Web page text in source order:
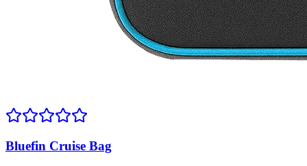
Bluefin Cruise Bag